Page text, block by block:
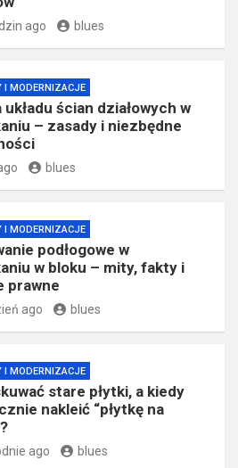
ago blues
I MODERNIZACJE
układu ścian działowych w
– zasady i niezbędne
blues
I MODERNIZACJE
podłogowe w
w bloku – mity, fakty i
prawne
ago blues
I MODERNIZACJE
stare płytki, a kiedy
nakleić “płytkę na
ago blues